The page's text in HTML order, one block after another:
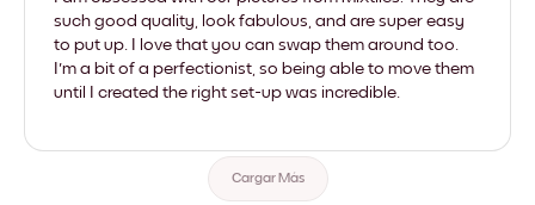
such good quality, look fabulous, and are super easy
to put up. I love that you can swap them around too.
I'm a bit of a perfectionist, so being able to move them
until I created the right set-up was incredible.
Cargar Más